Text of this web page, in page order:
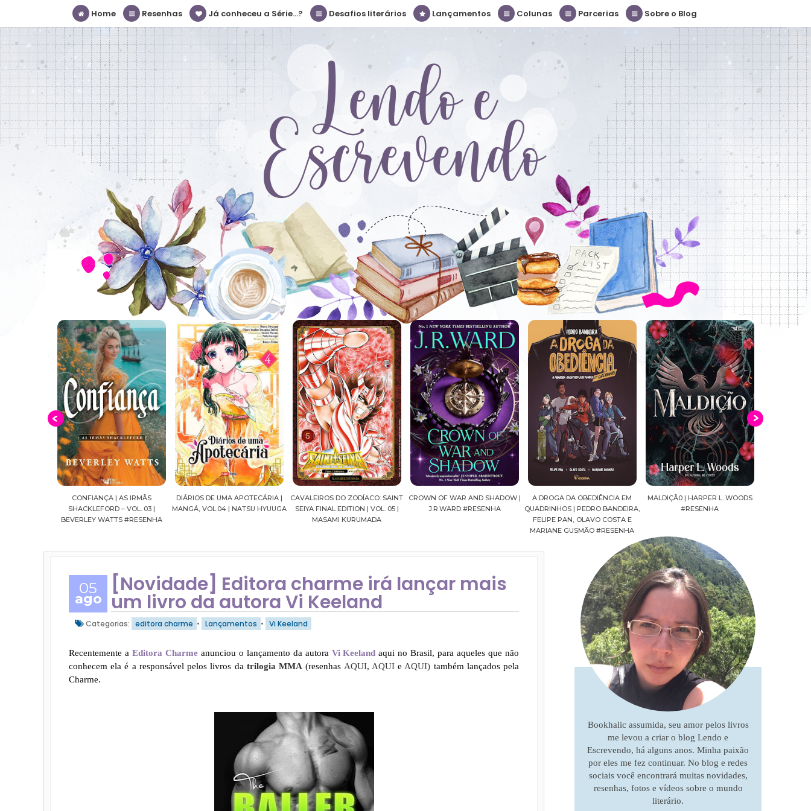
Home Resenhas Já conheceu a Série...? Desafios literários Lançamentos Colunas Parcerias Sobre o Blog
CONFIANÇA | AS IRMÃS
SHACKLEFORD – VOL. 03 |
BEVERLEY WATTS #RESENHA
DIÁRIOS DE UMA APOTECÁRIA |
MANGÁ, VOL.04 | NATSU HYUUGA
CAVALEIROS DO ZODÍACO: SAINT
SEIYA FINAL EDITION | VOL. 05 |
MASAMI KURUMADA
CROWN OF WAR AND SHADOW |
J.R.WARD #RESENHA
A DROGA DA OBEDIÊNCIA EM
QUADRINHOS | PEDRO BANDEIRA,
FELIPE PAN, OLAVO COSTA E
MARIANE GUSMÃO #RESENHA
MALDIÇÃ0 | HARPER L. WOODS
#RESENHA
05
ago
[Novidade] Editora charme irá lançar mais
um livro da autora Vi Keeland
Categorias: editora charme • Lançamentos • Vi Keeland
Recentemente a Editora Charmeanunciou o lançamento da autora Vi Keeland aqui no Brasil, para aqueles que não
conhecem ela é a responsável pelos livros da trilogia MMA (resenhas AQUI, AQUIe AQUI) também lançados pela
Charme.
Bookhalic assumida, seu amor pelos livros
me levou a criar o blog Lendo e
Escrevendo, há alguns anos. Minha paixão
por eles me fez continuar. No blog e redes
sociais você encontrará muitas novidades,
resenhas, fotos e vídeos sobre o mundo
literário.